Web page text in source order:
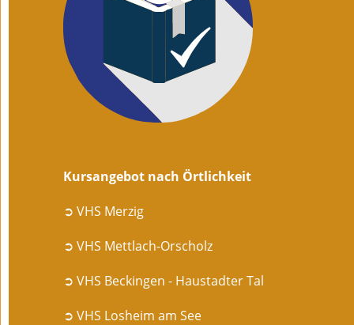
Kursangebot nach Örtlichkeit
➲ VHS Merzig
➲ VHS Mettlach-Orscholz
➲ VHS Beckingen - Haustadter Tal
➲ VHS Losheim am See